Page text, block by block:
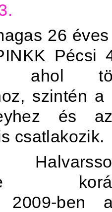
26
Pécsi
ahol
szintén
és
csatlakozik.
2009-ben